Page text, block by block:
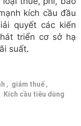
kích cầu đầu
quyết các kiến
triển cơ sở hạ
suất.
, giảm thuế ,
Kích cầu tiêu dùng